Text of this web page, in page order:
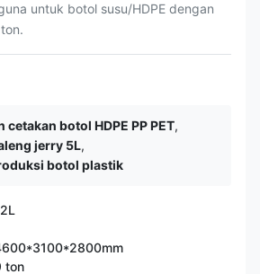
untuk botol susu/HDPE dengan
cetakan botol HDPE PP PET,
jerry 5L,
botol plastik
ton